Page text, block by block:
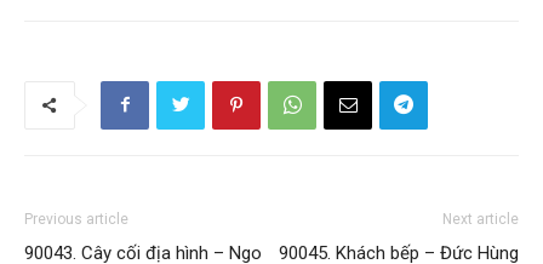
Previous article
90043. Cây cối địa hình – Ngo
Next article
90045. Khách bếp – Đức Hùng